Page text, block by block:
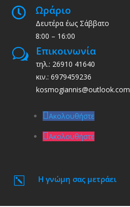
 Ωράριο
Δευτέρα έως Σάββατο
8:00 – 16:00
w Επικοινωνία
τηλ.: 26910 41640
κιν.: 6979459236
kosmogiannis@outlook.com
Ακολουθήστε
Ακολουθήστε
k Η γνώμη σας μετράει